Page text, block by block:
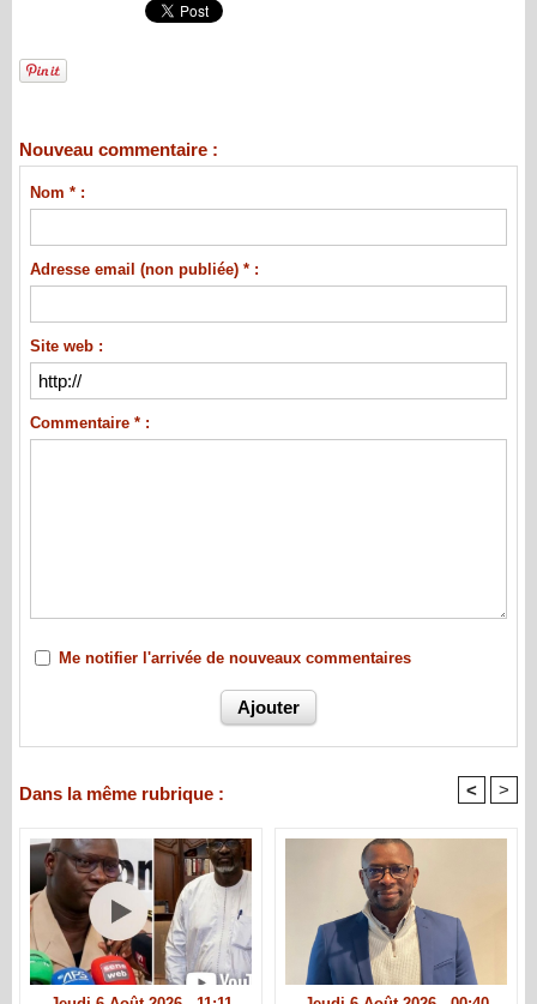
Nouveau commentaire :
Nom * :
Adresse email (non publiée) * :
Site web :
Commentaire * :
Me notifier l'arrivée de nouveaux commentaires
Dans la même rubrique : < >